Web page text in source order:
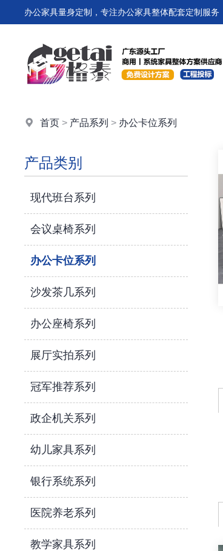
办公家具量身定制，专注办公家具整体配套定制服务
首页 > 产品系列 > 办公卡位系列
产品类别
现代班台系列
会议桌椅系列
办公卡位系列
沙发茶几系列
办公座椅系列
展厅实拍系列
冠军推荐系列
政企机关系列
幼儿家具系列
银行系统系列
医院养老系列
教学家具系列